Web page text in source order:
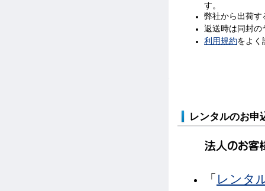
す。
弊社から出荷す
返送時は同封の
利用規約をよく
レンタルのお申
「 レンタ